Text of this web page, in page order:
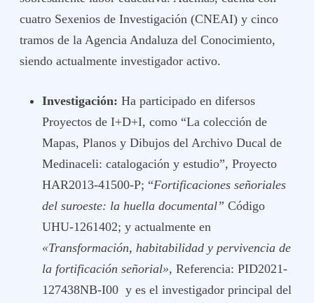
cuatro Sexenios de Investigación (CNEAI) y cinco
tramos de la Agencia Andaluza del Conocimiento,
siendo actualmente investigador activo.
Investigación: Ha participado en difersos
Proyectos de I+D+I, como “La colección de
Mapas, Planos y Dibujos del Archivo Ducal de
Medinaceli: catalogación y estudio”, Proyecto
HAR2013-41500-P; “Fortificaciones señoriales
del suroeste: la huella documental” Código
UHU-1261402; y actualmente en
«Transformación, habitabilidad y pervivencia de
la fortificación señorial», Referencia: PID2021-
127438NB-I00 y es el investigador principal del